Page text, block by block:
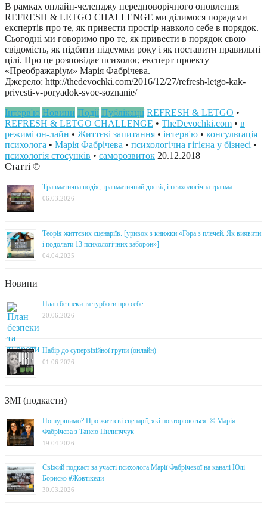
В рамках онлайн-челенджу передноворічного оновлення
REFRESH & LETGO CHALLENGE ми ділимося порадами
експертів про те, як привести простір навколо себе в порядок.
Сьогодні ми говоримо про те, як привести в порядок свою
свідомість, як підбити підсумки року і як поставити правильні
цілі. Про це розповідає психолог, експерт проекту
«Преображаріум» Марія Фабрічева.
Джерело: http://thedevochki.com/2016/12/27/refresh-letgo-kak-
privesti-v-poryadok-svoe-soznanie/
Інтерв'ю Новини Події Публікації REFRESH & LETGO •
REFRESH & LETGO CHALLENGE • TheDevochki.com • в
режимі он-лайн • Життєві запитання • інтерв'ю • консультація
психолога • Марія Фабрічева • психологічна гігієна у бізнесі •
психологія стосунків • саморозвиток 20.12.2018
Статті ©
Травматична подія, травматичний досвід і психологічна травма
06.03.2026
Теорія життєвих сценаріїв. [уривок з книжки «Гора з плечей. Як виявити
і подолати 13 психологічних заборон»]
04.04.2025
Новини
План безпеки та турботи про себе
20.06.2026
Набір до супервізійної групи (онлайн)
01.06.2026
ЗМІ (подкасти)
Пошуршимо? Про життєві сценарії, які повторюються. © Марія
Фабрічева з Танею Пилипччук
19.04.2026
Свіжий подкаст за участі психолога Марії Фабрічевої на каналі Юлі
Бориско #Жовтікеди
30.03.2026